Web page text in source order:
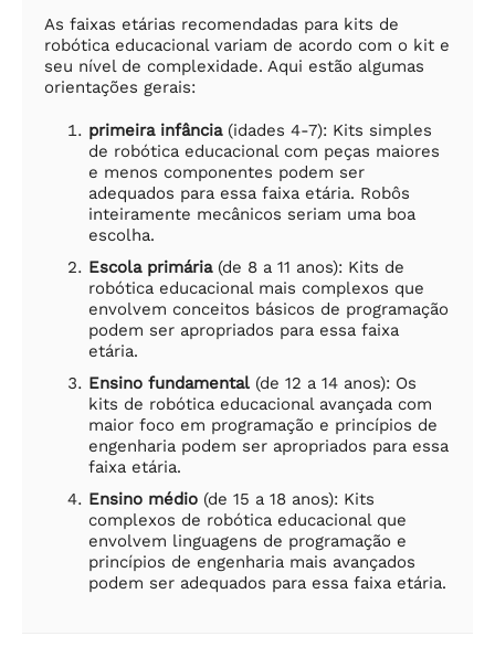
As faixas etárias recomendadas para kits de
robótica educacional variam de acordo com o kit e
seu nível de complexidade. Aqui estão algumas
orientações gerais:
primeira infância(idades 4-7): Kits simples
de robótica educacional com peças maiores
e menos componentes podem ser
adequados para essa faixa etária. Robôs
inteiramente mecânicos seriam uma boa
escolha.
Escola primária(de 8 a 11 anos): Kits de
robótica educacional mais complexos que
envolvem conceitos básicos de programação
podem ser apropriados para essa faixa
etária.
Ensino fundamental (de 12 a 14 anos): Os
kits de robótica educacional avançada com
maior foco em programação e princípios de
engenharia podem ser apropriados para essa
faixa etária.
Ensino médio (de 15 a 18 anos): Kits
complexos de robótica educacional que
envolvem linguagens de programação e
princípios de engenharia mais avançados
podem ser adequados para essa faixa etária.